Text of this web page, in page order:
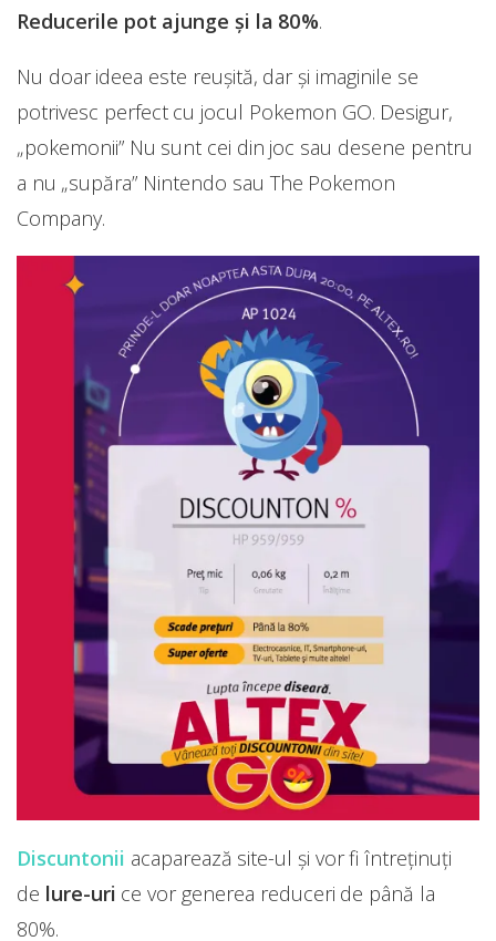
Reducerile pot ajunge și la 80%.
Nu doar ideea este reușită, dar și imaginile se
potrivesc perfect cu jocul Pokemon GO. Desigur,
„pokemonii” Nu sunt cei din joc sau desene pentru
a nu „supăra” Nintendo sau The Pokemon
Company.
Discuntonii acaparează site-ul și vor fi întreținuți
de lure-uri ce vor generea reduceri de până la
80%.